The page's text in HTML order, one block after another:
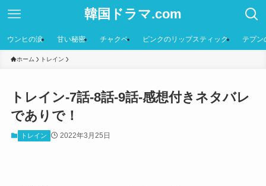
韓国ドラマ.com
ウンヒの涙 甘い秘密 チャクペ ピンクのリップスティック テプン
ホーム トレイン
トレイン-7話-8話-9話-感想付きネタバレ
でありで！
トレイン 2022年3月25日